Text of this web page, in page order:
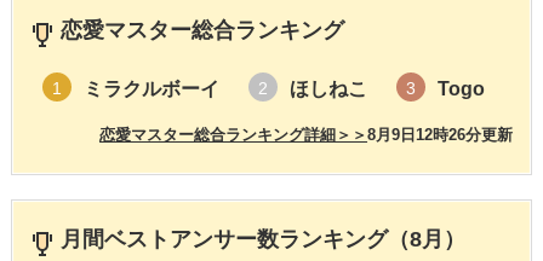
恋愛マスター総合ランキング
1 ミラクルボーイ 2 ほしねこ 3 Togo
8月9日12時26分更新
恋愛マスター総合ランキング詳細＞＞
月間ベストアンサー数ランキング（8月）